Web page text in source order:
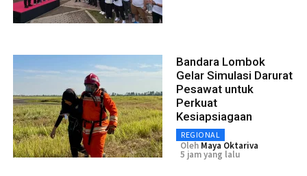
Bandara Lombok
Gelar Simulasi Darurat
Pesawat untuk
Perkuat
Kesiapsiagaan
REGIONAL
Oleh Maya Oktariva
5 jam yang lalu